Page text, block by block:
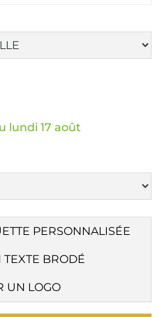
lundi 17 août
PERSONNALISÉE
BRODÉ
UN LOGO